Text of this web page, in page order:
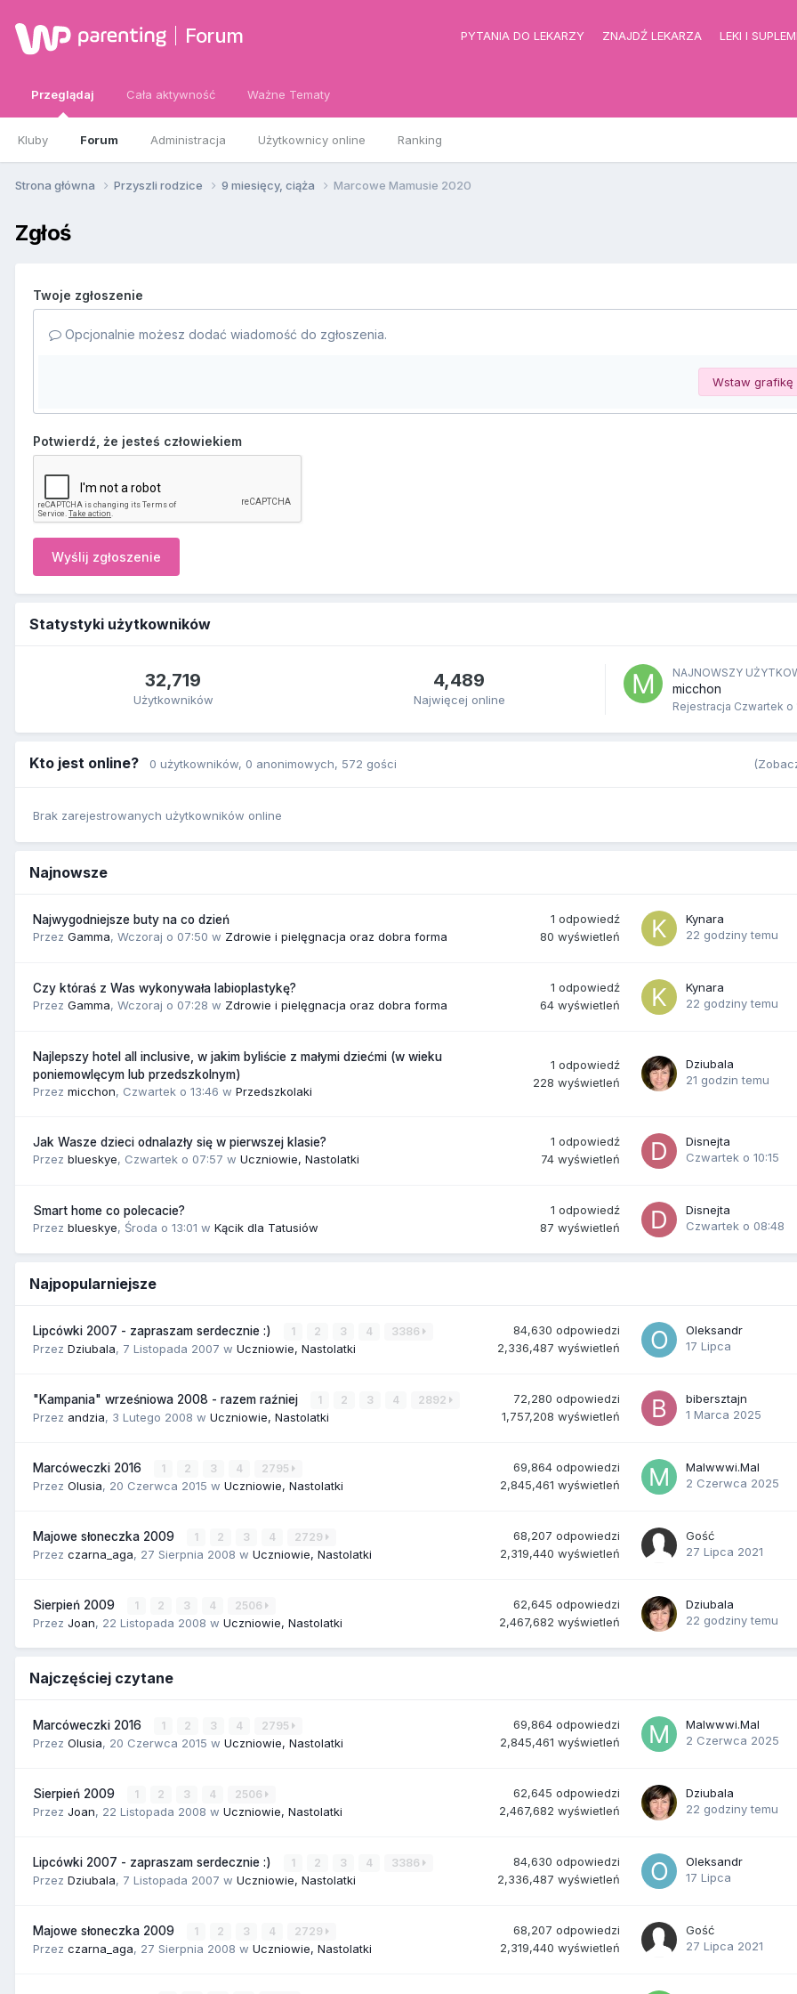
Forum PYTANIA DO LEKARZY ZNAJDŹ LEKARZA LEKI I
Przeglądaj
Kluby Forum Administracja Użytkownicy online Ranking
Cała aktywność Ważne Tematy
Strona główna Przyszli rodzice 9 miesięcy, ciąża Marcowe Mamusie 2020
Zgłoś
Twoje zgłoszenie
Opcjonalnie możesz dodać wiadomość do zgłoszenia.
Wstaw grafikę
Potwierdź, że jesteś człowiekiem
Wyślij zgłoszenie
Statystyki użytkowników
32,719
Użytkowników
4,489
Najwięcej online
NAJNOWSZY
micchon
Rejestracja Czwartek o
Kto jest online? 0 użytkowników, 0 anonimowych, 572 gości
Brak zarejestrowanych użytkowników online
Najnowsze
Najwygodniejsze buty na co dzień
Przez Gamma, Wczoraj o 07:50 w Zdrowie i pielęgnacja oraz dobra forma
1 odpowiedź
80 wyświetleń
Kynara
22 godziny temu
Czy któraś z Was wykonywała labioplastykę?
Przez Gamma, Wczoraj o 07:28 w Zdrowie i pielęgnacja oraz dobra forma
1 odpowiedź
64 wyświetleń
Kynara
22 godziny temu
Najlepszy hotel all inclusive, w jakim byliście z małymi dziećmi (w wieku
poniemowlęcym lub przedszkolnym)
Przez micchon, Czwartek o 13:46 w Przedszkolaki
1 odpowiedź
228 wyświetleń
Dziubala
21 godzin temu
Jak Wasze dzieci odnalazły się w pierwszej klasie?
Przez blueskye, Czwartek o 07:57 w Uczniowie, Nastolatki
1 odpowiedź
74 wyświetleń
Disnejta
Czwartek o 10:15
Smart home co polecacie?
Przez blueskye, Środa o 13:01 w Kącik dla Tatusiów
1 odpowiedź
87 wyświetleń
Disnejta
Czwartek o 08:48
Najpopularniejsze
Lipcówki 2007 - zapraszam serdecznie :) 1 2 3 4 3386
Przez Dziubala, 7 Listopada 2007 w Uczniowie, Nastolatki
84,630 odpowiedzi
2,336,487 wyświetleń
Oleksandr
17 Lipca
"Kampania" wrześniowa 2008 - razem raźniej 1 2 3 4 2892
Przez andzia, 3 Lutego 2008 w Uczniowie, Nastolatki
72,280 odpowiedzi
1,757,208 wyświetleń
bibersztajn
1 Marca 2025
Marcóweczki 2016 1 2 3 4 2795
Przez Olusia, 20 Czerwca 2015 w Uczniowie, Nastolatki
69,864 odpowiedzi
2,845,461 wyświetleń
Malwwwi.Mal
2 Czerwca 2025
Majowe słoneczka 2009 1 2 3 4 2729
Przez czarna_aga, 27 Sierpnia 2008 w Uczniowie, Nastolatki
68,207 odpowiedzi
2,319,440 wyświetleń
Gość
27 Lipca 2021
Sierpień 2009 1 2 3 4 2506
Przez Joan, 22 Listopada 2008 w Uczniowie, Nastolatki
62,645 odpowiedzi
2,467,682 wyświetleń
Dziubala
22 godziny temu
Najczęściej czytane
Marcóweczki 2016 1 2 3 4 2795
Przez Olusia, 20 Czerwca 2015 w Uczniowie, Nastolatki
69,864 odpowiedzi
2,845,461 wyświetleń
Malwwwi.Mal
2 Czerwca 2025
Sierpień 2009 1 2 3 4 2506
Przez Joan, 22 Listopada 2008 w Uczniowie, Nastolatki
62,645 odpowiedzi
2,467,682 wyświetleń
Dziubala
22 godziny temu
Lipcówki 2007 - zapraszam serdecznie :) 1 2 3 4 3386
Przez Dziubala, 7 Listopada 2007 w Uczniowie, Nastolatki
84,630 odpowiedzi
2,336,487 wyświetleń
Oleksandr
17 Lipca
Majowe słoneczka 2009 1 2 3 4 2729
Przez czarna_aga, 27 Sierpnia 2008 w Uczniowie, Nastolatki
68,207 odpowiedzi
2,319,440 wyświetleń
Gość
27 Lipca 2021